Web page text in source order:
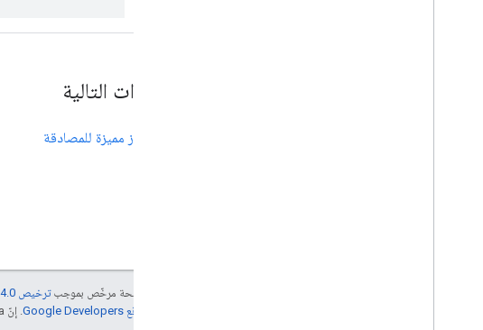
الخطوات التالية
إنشاء رموز مميزة للمصادقة
إنّ محتوى هذه الصفحة مرخّص بموجبترخيص Creative Commons Attribution 4.0‏
سياسات موقع Google Developers‏ . إنّ Java هي علامة تجارية مسجَّلة لشركة Oracle و/أو شركائها التابعين.